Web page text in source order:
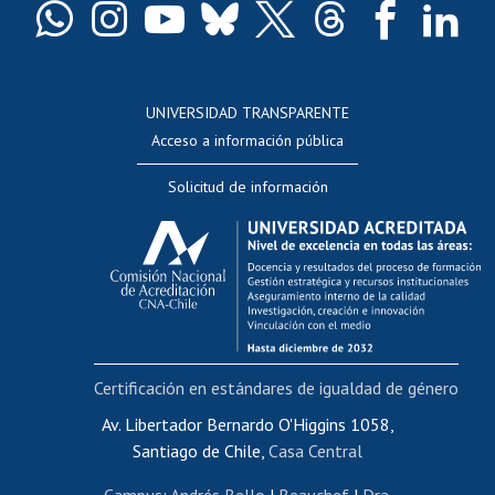
Docentes
Evaluación docente
Calificación académica
Postulación al AUCAI
Funcionarias/os
Cursos internos de capacitación
Bienestar del personal
Portal de movilidad interna
Certificado de renta
Certificado de renta honorarios
UNIVERSIDAD TRANSPARENTE
Acceso a información pública
Solicitud de información
Av. Libertador Bernardo O'Higgins 1058,
Santiago de Chile, Casa Central
Certificación en estándares de igualdad de género